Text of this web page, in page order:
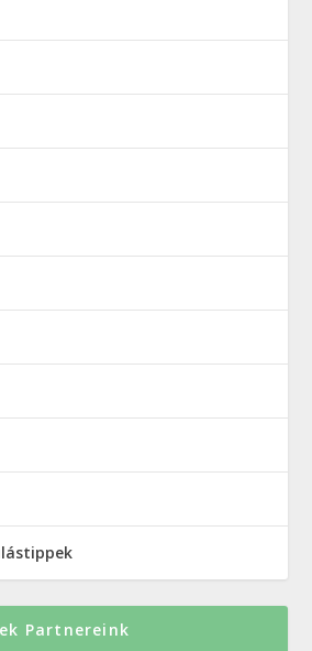
Partnereink